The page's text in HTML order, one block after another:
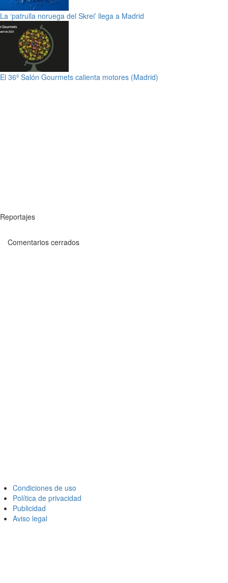
La ‘patrulla noruega del Skrei’ llega a Madrid
El 36º Salón Gourmets calienta motores (Madrid)
Reportajes
Comentarios cerrados
Condiciones de uso
Política de privacidad
Publicidad
Aviso legal